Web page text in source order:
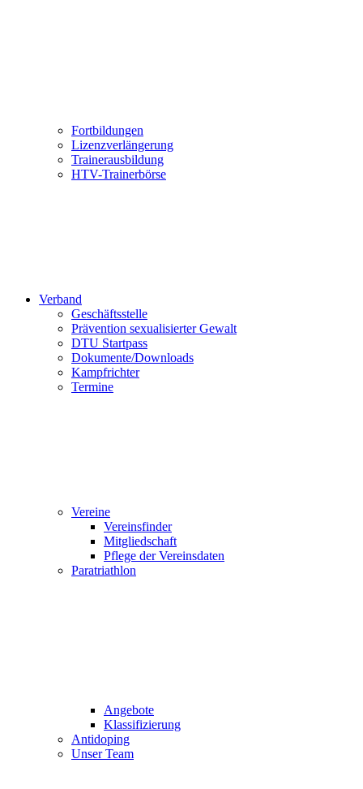
Fortbildungen
Lizenzverlängerung
Trainerausbildung
HTV-Trainerbörse
Verband
Geschäftsstelle
Prävention sexualisierter Gewalt
DTU Startpass
Dokumente/Downloads
Kampfrichter
Termine
Vereine
Vereinsfinder
Mitgliedschaft
Pflege der Vereinsdaten
Paratriathlon
Angebote
Klassifizierung
Antidoping
Unser Team